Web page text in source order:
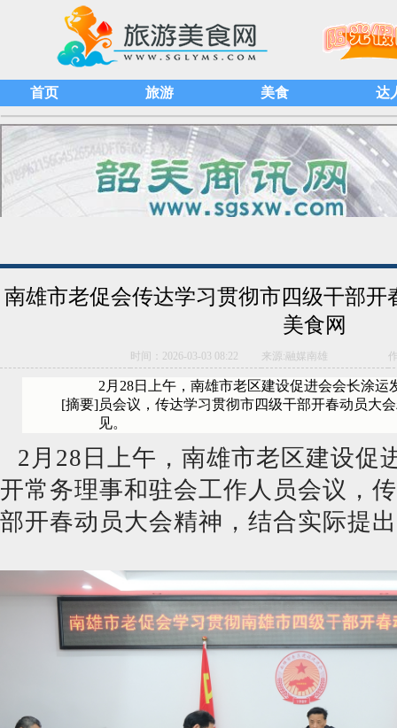
首页 旅游 美食 达
南雄市老促会传达学习贯彻市四级干部开
美食网
时间：2026-03-03 08:22 来源:融媒南雄
[摘要]
2月28日上午，南雄市老区建设促进会会长涂
员会议，传达学习贯彻市四级干部开春动员大
见。
2月28日上午，南雄市老区建设促
开常务理事和驻会工作人员会议，
部开春动员大会精神，结合实际提